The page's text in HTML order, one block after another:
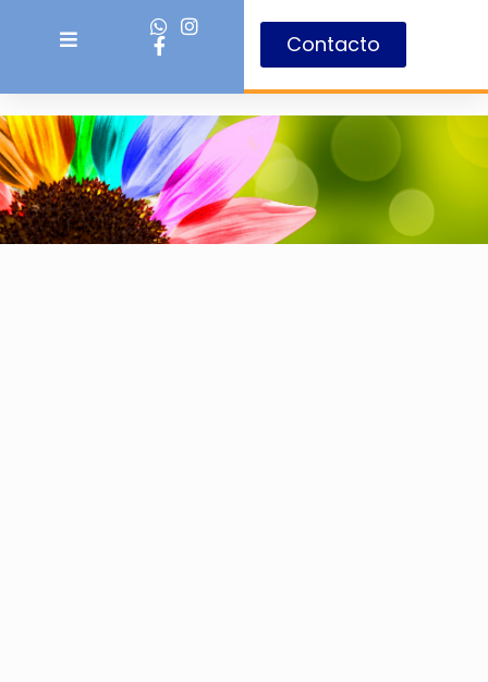
Contacto